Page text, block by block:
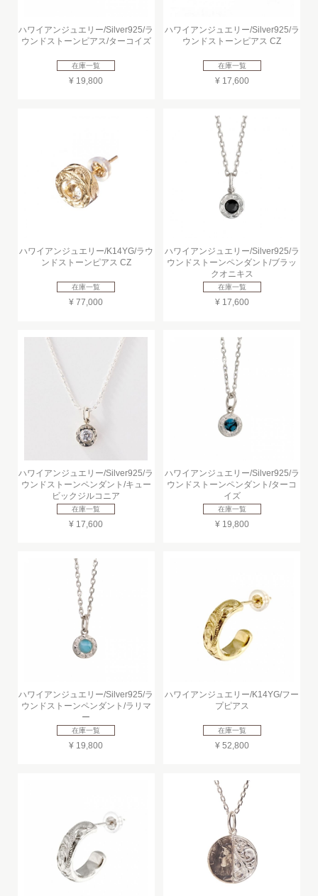
ハワイアンジュエリー/Silver925/ラ
ウンドストーンピアス/ターコイズ
在庫一覧
¥ 19,800
ハワイアンジュエリー/Silver925/ラ
ウンドストーンピアス CZ
在庫一覧
¥ 17,600
ハワイアンジュエリー/K14YG/ラウ
ンドストーンピアス CZ
在庫一覧
¥ 77,000
ハワイアンジュエリー/Silver925/ラ
ウンドストーンペンダント/ブラッ
クオニキス
在庫一覧
¥ 17,600
ハワイアンジュエリー/Silver925/ラ
ウンドストーンペンダント/キュー
ビックジルコニア
在庫一覧
¥ 17,600
ハワイアンジュエリー/Silver925/ラ
ウンドストーンペンダント/ターコ
イズ
在庫一覧
¥ 19,800
ハワイアンジュエリー/Silver925/ラ
ウンドストーンペンダント/ラリマ
ー
在庫一覧
¥ 19,800
ハワイアンジュエリー/K14YG/フー
プピアス
在庫一覧
¥ 52,800